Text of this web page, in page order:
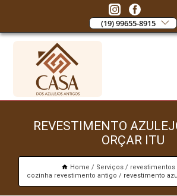
(19) 99655-8915
REVESTIMENTO
ORÇAR ITU
Home Serviços
revestimentos
cozinha revestimento antigo
revestimento